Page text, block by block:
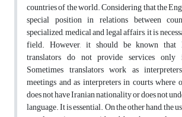
countries of the world. Considering that the
special position in relations between
specialized, medical and legal affairs, it is
field. However, it should be known that
translators do not provide services
Sometimes translators work as
meetings and as interpreters in courts where
does not have Iranian nationality or does not
language. It is essential. On the other hand, the